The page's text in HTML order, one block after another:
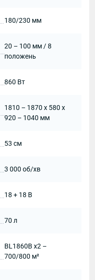
180/230 мм
20 – 100 мм / 8
положень
860 Вт
1810 – 1870 x 580 x
920 – 1040 мм
53 см
3 000 об/хв
18 + 18 В
70 л
BL1860B х2 –
700/800 м²